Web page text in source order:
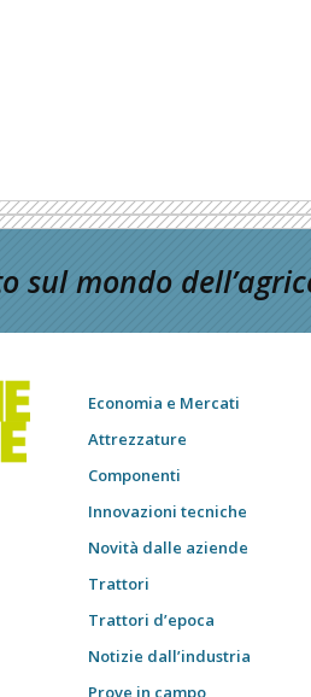
sul mondo
Economia e Mercati
Attrezzature
Componenti
Innovazioni tecniche
Novità dalle aziende
Trattori
Trattori d’epoca
Notizie dall’industria
Prove in campo